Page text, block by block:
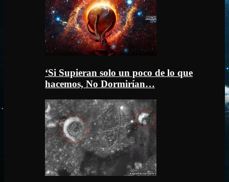
‘Si Supieran solo un poco de lo que
hacemos, No Dormirían…